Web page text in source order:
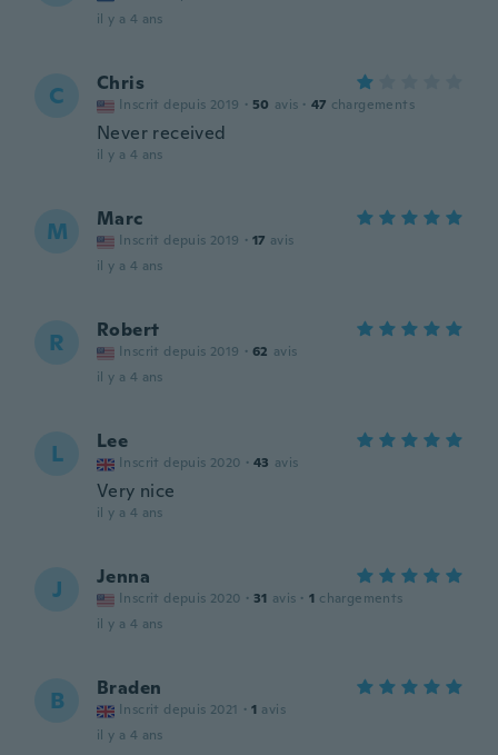
il y a 4 ans
C Chris
Inscrit depuis 2019 · 50 avis · 47 chargements
Never received
il y a 4 ans
M Marc
Inscrit depuis 2019 · 17 avis
il y a 4 ans
R Robert
Inscrit depuis 2019 · 62 avis
il y a 4 ans
L Lee
Inscrit depuis 2020 · 43 avis
Very nice
il y a 4 ans
J Jenna
Inscrit depuis 2020 · 31 avis · 1 chargements
il y a 4 ans
B Braden
Inscrit depuis 2021 · 1 avis
il y a 4 ans